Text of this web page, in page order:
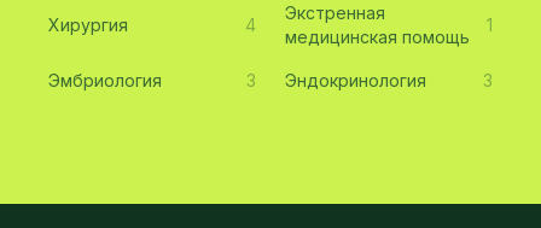
Хирургия 4
Экстренная
медицинская помощь
1
Эмбриология 3 Эндокринология 3